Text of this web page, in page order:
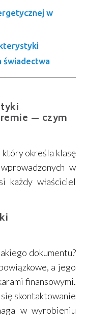
w
świadectwa
— czym
określa klasę
w
każdy właściciel
dokumentu?
a jego
finansowymi.
skontaktowanie
w wyrobieniu